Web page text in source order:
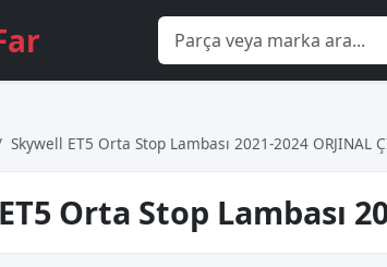
Skywell ET5 Orta Stop Lambası 2021-2024 ORJINAL
Orta Stop Lambası